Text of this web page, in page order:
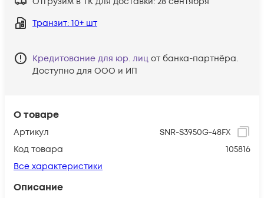
О товаре
Артикул
SNR-S3950G-48FX
Код товара
105816
Все характеристики
Описание
Транзит: 10+ шт
Кредитование для юр. лиц от банка-партнёра.
Доступно для ООО и ИП